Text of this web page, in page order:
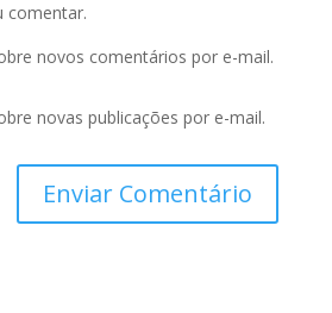
comentar.
novos comentários por e-mail.
novas publicações por e-mail.